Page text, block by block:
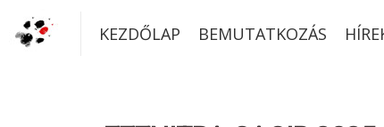
KEZDŐLAP BEMUTATKOZÁS